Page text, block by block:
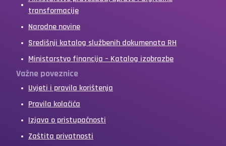
transformacije
Narodne novine
Središnji katalog službenih dokumenata RH
Ministarstvo financija – Katalog izobrazbe
Važne poveznice
Uvjeti i pravila korištenja
Pravila kolačića
Izjava o pristupačnosti
Zaštita privatnosti